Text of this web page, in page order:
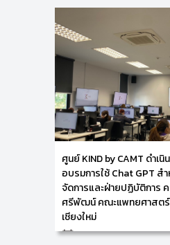
ศูนย์ KIND by CAMT นำโดย ผู้ช่
ดร.อัจฉรา คำอักษร ผู้ปฏิบัติหน้า
พัฒนาองค์ความรู้และการจัดการ
การพัฒนาองค์ความรู้และนวัตก
Innovation Development:
ทำงาน ดำเนินงานโครงการที่ปรึก
การจัดการความรู้ตามกรอบมาตร
Knowledge Management
ระบบการจัดการนวัตกรรมตามก
56002: 2019 Innovation
แก่ ผู้บริหารฯ และบุคลากรใน
แพทยศาสตร์ มหาวิทยาลัยเชียง
กิจกรรมครั้งนี้ 22 ท่าน ซึ่งกิจกรร
21 พฤษภาคม 2568 ณ อาคารศูน
(Innovation Learning Center,
201วิทยาลัยศิลปะ สื่อ และเทคโน
โดยในครั้งนี้เป็นการฝึกอบรมเชิง
การตรวจสอบภายในและเตรียมค
ประเมินเพื่อขอคำรับรอง
ศูนย์ KIND by CAMT ดำเ
อบรมการใช้ Chat GPT ส
จัดการและฝ่ายปฏิบัติการ
ศรีพัฒน์ คณะแพทยศาสตร์
เชียงใหม่
30/01/2025